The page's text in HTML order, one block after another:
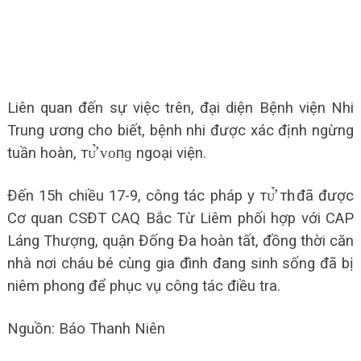
Liên quan đến sự việc trên, đại diện Bệnh viện Nhi
Trung ương cho biết, bệnh nhi được xác định ngừng
tuần hoàn, тᴜ̛̉ ᴠᴏпɡ ngoại viện.
Đến 15h chiều 17-9, công tác pháp y тᴜ̛̉ тһɪ đã được
Cơ quan CSĐT CAQ Bắc Từ Liêm phối hợp với CAP
Láng Thượng, quận Đống Đa hoàn tất, đồng thời căn
nhà nơi cháu bé cùng gia đình đang sinh sống đã bị
niêm phong để phục vụ công tác điều tra.
Nguồn: Báo Thanh Niên